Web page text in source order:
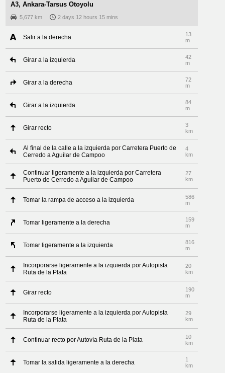
A3, Ankara-Tarsus Otoyolu
5,677 km 2 days 12 hours 15 mins
Salir a la derecha
13
m
Girar a la izquierda
42
m
Girar a la derecha
72
m
Girar a la izquierda
84
m
Girar recto
3
km
Al final de la calle a la izquierda por Carretera Puerto de
Cerredo a Aguilar de Campoo
4
km
Continuar ligeramente a la izquierda por Carretera
Puerto de Cerredo a Aguilar de Campoo
27
km
Tomar la rampa de acceso a la izquierda
586
m
Tomar ligeramente a la derecha
159
m
Tomar ligeramente a la izquierda
816
m
Incorporarse ligeramente a la izquierda por Autopista
Ruta de la Plata
20
km
Girar recto
190
m
Incorporarse ligeramente a la izquierda por Autopista
Ruta de la Plata
29
km
Continuar recto por Autovía Ruta de la Plata
10
km
Tomar la salida ligeramente a la derecha
1
km